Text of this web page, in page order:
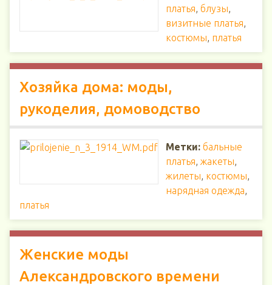
платья, блузы,
визитные платья,
костюмы, платья
Хозяйка дома: моды,
рукоделия, домоводство
Метки: бальные
платья, жакеты,
жилеты, костюмы,
нарядная одежда,
платья
Женские моды
Александровского времени